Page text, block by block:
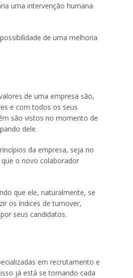
uma intervenção humana
de uma melhoria
de uma empresa são,
e com todos os seus
são vistos no momento de
dele.
da empresa, seja no
o novo colaborador
que ele, naturalmente, se
os índices de turnover,
seus candidatos.
em recrutamento e
já está se tornando cada